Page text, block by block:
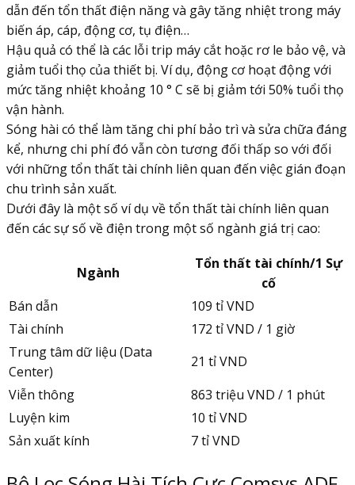
dẫn đến tổn thất điện năng và gây tăng nhiệt trong máy
biến áp, cáp, động cơ, tụ điện…
Hậu quả có thể là các lỗi trip máy cắt hoặc rơ le bảo vệ, và
giảm tuổi thọ của thiết bị. Ví dụ, động cơ hoạt động với
mức tăng nhiệt khoảng 10 ° C sẽ bị giảm tới 50% tuổi thọ
vận hành.
Sóng hài có thể làm tăng chi phí bảo trì và sửa chữa đáng
kể, nhưng chi phí đó vẫn còn tương đối thấp so với đối
với những tổn thất tài chính liên quan đến việc gián đoạn
chu trình sản xuất.
Dưới đây là một số ví dụ về tổn thất tài chính liên quan
đến các sự số về điện trong một số ngành giá trị cao:
Ngành
Tổn thất tài chính/1 Sự
cố
Bán dẫn
109 tỉ VND
Tài chính
172 tỉ VND / 1 giờ
Trung tâm dữ liệu (Data
Center)
21 tỉ VND
Viễn thông
863 triệu VND / 1 phút
Luyện kim
10 tỉ VND
Sản xuất kính
7 tỉ VND